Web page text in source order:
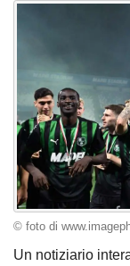
© foto di
Un notiziario